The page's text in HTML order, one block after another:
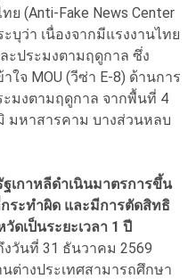
(Anti-Fake News Center
ะบุว่า เนื่องจากมีแรงงานไทย
ะประมงตามฤดูกาล ซึ่ง
ใจ MOU (วีซ่า E-8) ด้านการ
ะมงตามฤดูกาล จากพื้นที่ 4
มหาสารคาม บางส่วนหลบ
เกาหลีดำเนินมาตรการขึ้น
ระทำผิด และมีการตัดสิทธิ
ดเป็นระยะเวลา 1 ปี
วันที่ 31 ธันวาคม 2569
ต่างประเทศสามารถศึกษา